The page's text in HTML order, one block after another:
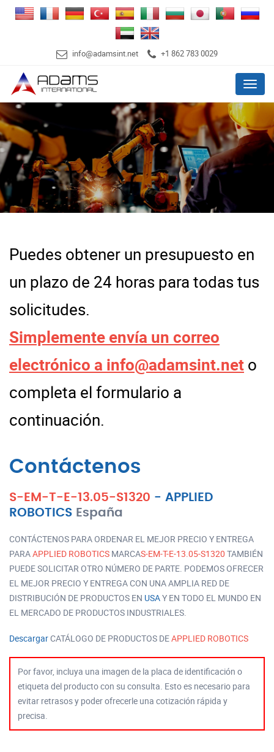
info@adamsint.net +1 862 783 0029
Menu
Puedes obtener un presupuesto en
un plazo de 24 horas para todas tus
solicitudes.
Simplemente envía un correo
electrónico a info@adamsint.net o
completa el formulario a
continuación.
Contáctenos
S-EM-T-E-13.05-S1320 - APPLIED
ROBOTICS España
CONTÁCTENOS PARA ORDENAR EL MEJOR PRECIO Y ENTREGA
PARAAPPLIED ROBOTICS MARCAS-EM-T-E-13.05-S1320 TAMBIÉN
PUEDE SOLICITAR OTRO NÚMERO DE PARTE. PODEMOS OFRECER
EL MEJOR PRECIO Y ENTREGA CON UNA AMPLIA RED DE
DISTRIBUCIÓN DE PRODUCTOS EN USAY EN TODO EL MUNDO EN
EL MERCADO DE PRODUCTOS INDUSTRIALES.
DescargarCATÁLOGO DE PRODUCTOS DEAPPLIED ROBOTICS
Por favor, incluya una imagen de la placa de identificación o
etiqueta del producto con su consulta. Esto es necesario para
evitar retrasos y poder ofrecerle una cotización rápida y
precisa.